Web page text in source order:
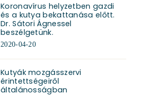
Koronavírus helyzetben gazdi
és a kutya bekattanása előtt.
Dr. Sátori Ágnessel
beszélgetünk.
2020-04-20
Kutyák mozgásszervi
érintettségeiről
általánosságban